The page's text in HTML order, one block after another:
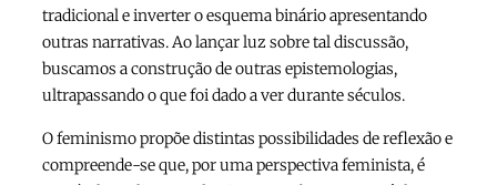
tradicional e inverter o esquema binário apresentando
outras narrativas. Ao lançar luz sobre tal discussão,
buscamos a construção de outras epistemologias,
ultrapassando o que foi dado a ver durante séculos.
O feminismo propõe distintas possibilidades de reflexão e
compreende-se que, por uma perspectiva feminista, é